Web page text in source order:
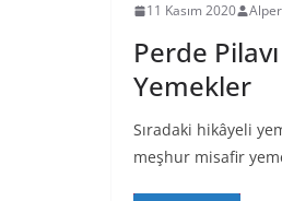
11 Kasım 2020
Perde
Yemekler
Sıradaki hikâyeli
meşhur misafir